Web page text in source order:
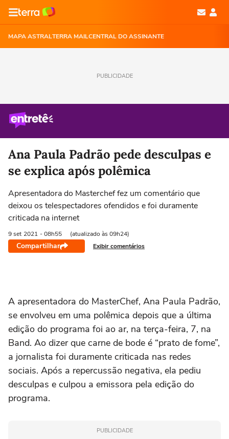
MAPA ASTRALTERRA MAILCENTRAL DO ASSINANTE
PUBLICIDADE
Ana Paula Padrão pede desculpas e
se explica após polêmica
Apresentadora do Masterchef fez um comentário que
deixou os telespectadores ofendidos e foi duramente
criticada na internet
9 set 2021 - 08h55 (atualizado às 09h24)
Compartilhar Exibir comentários
A apresentadora do MasterChef, Ana Paula Padrão,
se envolveu em uma polêmica depois que a última
edição do programa foi ao ar, na terça-feira, 7, na
Band. Ao dizer que carne de bode é “prato de fome”,
a jornalista foi duramente criticada nas redes
sociais. Após a repercussão negativa, ela pediu
desculpas e culpou a emissora pela edição do
programa.
PUBLICIDADE